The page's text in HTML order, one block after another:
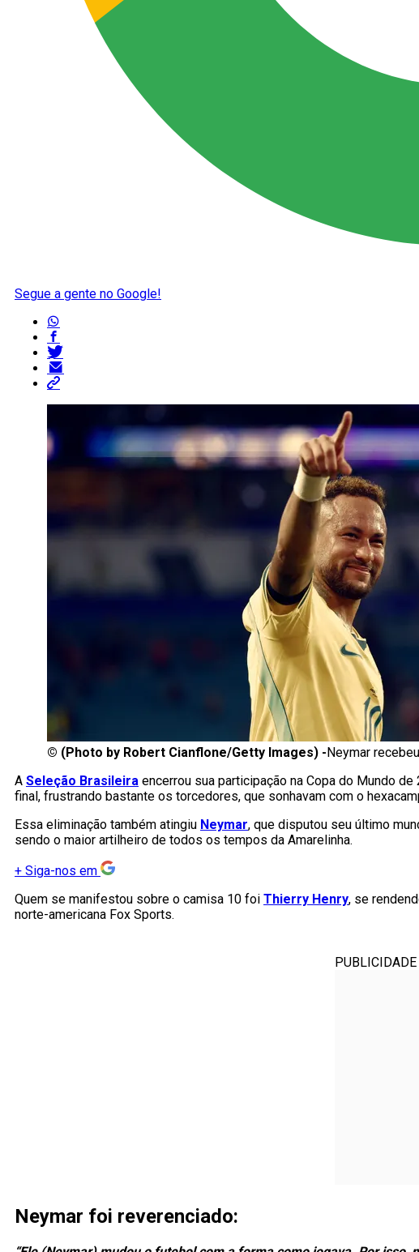
Segue a gente no Google!
© (Photo by Robert Cianflone/Getty Images) - Neymar
A Seleção Brasileira encerrou sua participação na Copa do Mundo
final, frustrando bastante os torcedores, que sonhavam com o
Essa eliminação também atingiu Neymar, que disputou seu último
sendo o maior artilheiro de todos os tempos da Amarelinha.
+ Siga-nos em
Quem se manifestou sobre o camisa 10 foi Thierry Henry, se
norte-americana Fox Sports.
PUBLICIDADE
Neymar foi reverenciado: